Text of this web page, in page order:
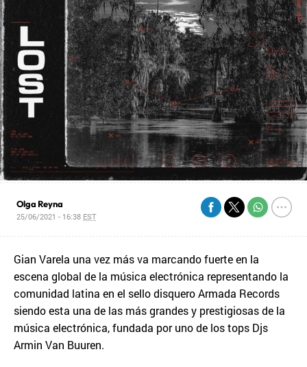
Olga Reyna
25/06/2021 - 16:38 EST
Gian Varela una vez más va marcando fuerte en la
escena global de la música electrónica representando la
comunidad latina en el sello disquero Armada Records
siendo esta una de las más grandes y prestigiosas de la
música electrónica, fundada por uno de los tops Djs
Armin Van Buuren.